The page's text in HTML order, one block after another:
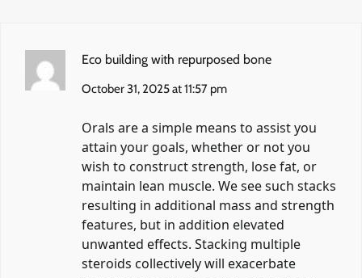
Eco building with repurposed bone
October 31, 2025 at 11:57 pm
Orals are a simple means to assist you
attain your goals, whether or not you
wish to construct strength, lose fat, or
maintain lean muscle. We see such stacks
resulting in additional mass and strength
features, but in addition elevated
unwanted effects. Stacking multiple
steroids collectively will exacerbate